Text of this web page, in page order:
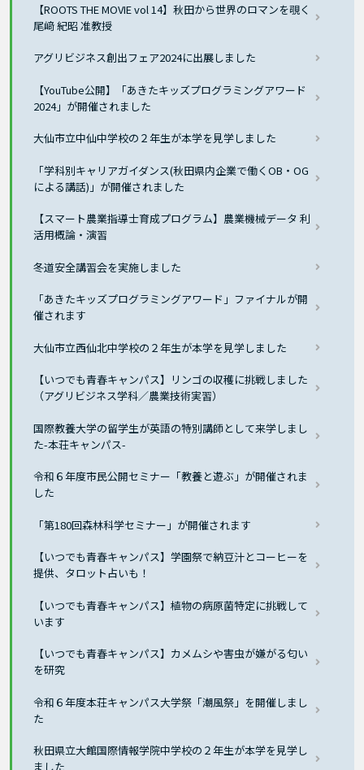
【ROOTS THE MOVIE vol 14】秋田から世界のロマンを覗く
尾﨑 紀昭 准教授
アグリビジネス創出フェア2024に出展しました
【YouTube公開】「あきたキッズプログラミングアワード
2024」が開催されました
大仙市立中仙中学校の２年生が本学を見学しました
「学科別キャリアガイダンス(秋田県内企業で働くOB・OG
による講話)」が開催されました
【スマート農業指導士育成プログラム】農業機械データ 利
活用概論・演習
冬道安全講習会を実施しました
「あきたキッズプログラミングアワード」ファイナルが開
催されます
大仙市立西仙北中学校の２年生が本学を見学しました
【いつでも青春キャンパス】リンゴの収穫に挑戦しました
（アグリビジネス学科／農業技術実習）
国際教養大学の留学生が英語の特別講師として来学しまし
た-本荘キャンパス-
令和６年度市民公開セミナー「教養と遊ぶ」が開催されま
した
「第180回森林科学セミナー」が開催されます
【いつでも青春キャンパス】学園祭で納豆汁とコーヒーを
提供、タロット占いも！
【いつでも青春キャンパス】植物の病原菌特定に挑戦して
います
【いつでも青春キャンパス】カメムシや害虫が嫌がる匂い
を研究
令和６年度本荘キャンパス大学祭「潮風祭」を開催しまし
た
秋田県立大館国際情報学院中学校の２年生が本学を見学し
ました